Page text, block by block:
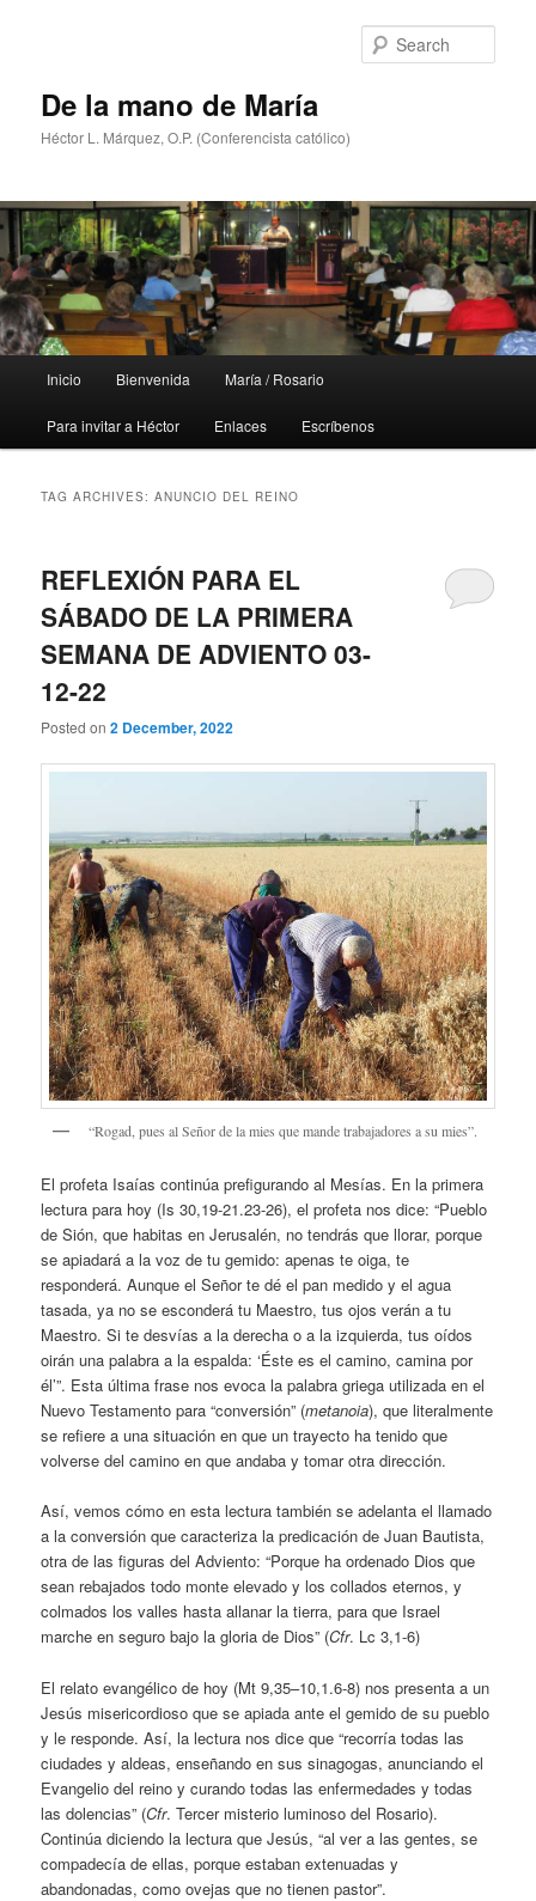
De la mano de María
Héctor L. Márquez, O.P. (Conferencista católico)
Inicio Bienvenida María / Rosario
Para invitar a Héctor Enlaces Escríbenos
TAG ARCHIVES:ANUNCIO DEL REINO
REFLEXIÓN PARA EL
SÁBADO DE LA PRIMERA
SEMANA DE ADVIENTO 03-
12-22
Posted on2 December, 2022
“Rogad, pues al Señor de la mies que mande trabajadores a su mies”.
El profeta Isaías continúa prefigurando al Mesías. En la primera
lectura para hoy (Is 30,19-21.23-26), el profeta nos dice: “Pueblo
de Sión, que habitas en Jerusalén, no tendrás que llorar, porque
se apiadará a la voz de tu gemido: apenas te oiga, te
responderá. Aunque el Señor te dé el pan medido y el agua
tasada, ya no se esconderá tu Maestro, tus ojos verán a tu
Maestro. Si te desvías a la derecha o a la izquierda, tus oídos
oirán una palabra a la espalda: ‘Éste es el camino, camina por
él’”. Esta última frase nos evoca la palabra griega utilizada en el
Nuevo Testamento para “conversión” (metanoia), que literalmente
se refiere a una situación en que un trayecto ha tenido que
volverse del camino en que andaba y tomar otra dirección.
Así, vemos cómo en esta lectura también se adelanta el llamado
a la conversión que caracteriza la predicación de Juan Bautista,
otra de las figuras del Adviento: “Porque ha ordenado Dios que
sean rebajados todo monte elevado y los collados eternos, y
colmados los valles hasta allanar la tierra, para que Israel
marche en seguro bajo la gloria de Dios” (Cfr. Lc 3,1-6)
El relato evangélico de hoy (Mt 9,35–10,1.6-8) nos presenta a un
Jesús misericordioso que se apiada ante el gemido de su pueblo
y le responde. Así, la lectura nos dice que “recorría todas las
ciudades y aldeas, enseñando en sus sinagogas, anunciando el
Evangelio del reino y curando todas las enfermedades y todas
las dolencias” (Cfr. Tercer misterio luminoso del Rosario).
Continúa diciendo la lectura que Jesús, “al ver a las gentes, se
compadecía de ellas, porque estaban extenuadas y
abandonadas, como ovejas que no tienen pastor”.